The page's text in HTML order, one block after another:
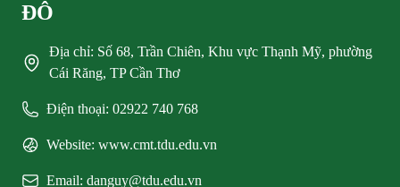
ĐÔ
Địa chỉ: Số 68, Trần Chiên, Khu vực Thạnh Mỹ, phường
Cái Răng, TP Cần Thơ
Điện thoại: 02922 740 768
Website: www.cmt.tdu.edu.vn
Email: danguy@tdu.edu.vn